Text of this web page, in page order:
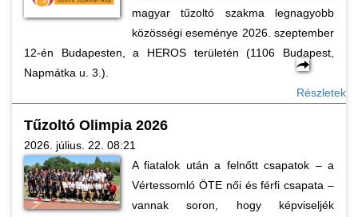
magyar tűzoltó szakma legnagyobb
közösségi eseménye 2026. szeptember
12-én Budapesten, a HEROS területén (1106 Budapest,
Napmátka u. 3.).
Részletek
Tűzoltó Olimpia 2026
2026. július. 22. 08:21
A fiatalok után a felnőtt csapatok – a
Vértessomló ÖTE női és férfi csapata –
vannak soron, hogy képviseljék